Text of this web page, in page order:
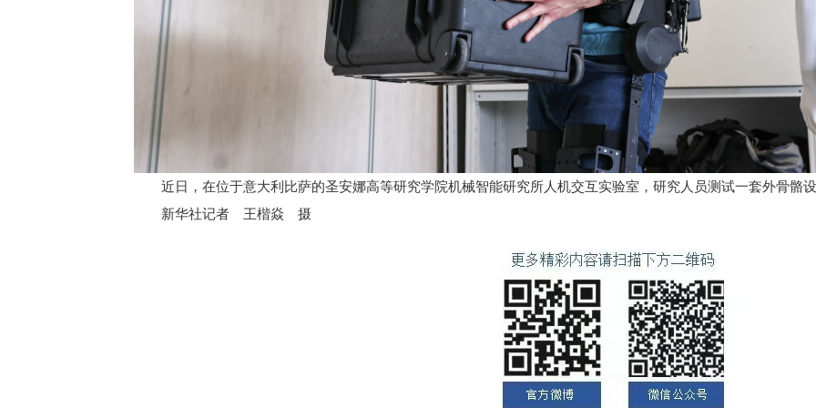
近日，在位于意大利比萨的圣安娜高等研究学院机械智能研究所人机交互实验室，研究人员测试一套外骨骼
新华社记者 王楷焱 摄